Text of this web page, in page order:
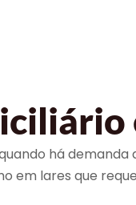
há demanda
em lares que